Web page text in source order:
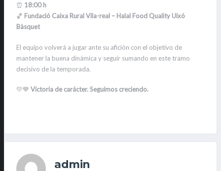
⏰ 18:00 h
🏀 Fundació Caixa Rural Vila-real – Halal Food Quality Uixó
Bàsquet
El equipo volverá a jugar ante su afición con el objetivo de
mantener la buena dinámica y seguir sumando en este tramo
decisivo de la temporada.
💛💙 Victoria de carácter. Seguimos creciendo.
admin